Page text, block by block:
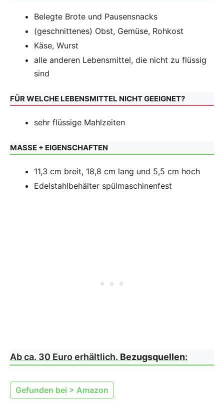
Belegte Brote und Pausensnacks
(geschnittenes) Obst, Gemüse, Rohkost
Käse, Wurst
alle anderen Lebensmittel, die nicht zu flüssig
sind
FÜR WELCHE LEBENSMITTEL NICHT GEEIGNET?
sehr flüssige Mahlzeiten
MASSE + EIGENSCHAFTEN
11,3 cm breit, 18,8 cm lang und 5,5 cm hoch
Edelstahlbehälter spülmaschinenfest
Ab ca. 30 Euro erhältlich. Bezugsquellen:
Gefunden bei > Amazon